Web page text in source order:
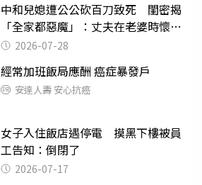
中和兒媳遭公公砍百刀致死 閨密揭
「全家都惡魔」：丈夫在老婆時懷孕
摔東西
2026-07-28
經常加班飯局應酬 癌症暴發戶
安達人壽 安心抗癌
女子入住飯店遇停電 摸黑下樓被員
工告知：倒閉了
2026-07-17